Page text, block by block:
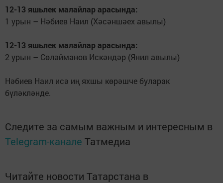
12-13 яшьлек малайлар арасында:
1 урын – Нәбиев Наил (Хәсәншәех авылы)
12-13 яшьлек малайлар арасында:
2 урын – Сөләйманов Искәндәр (Янил авылы)
Нәбиев Наил исә иң яхшы көрәшче буларак
бүләкләнде.
Следите за самым важным и интересным в
Telegram-канале Татмедиа
Читайте новости Татарстана в